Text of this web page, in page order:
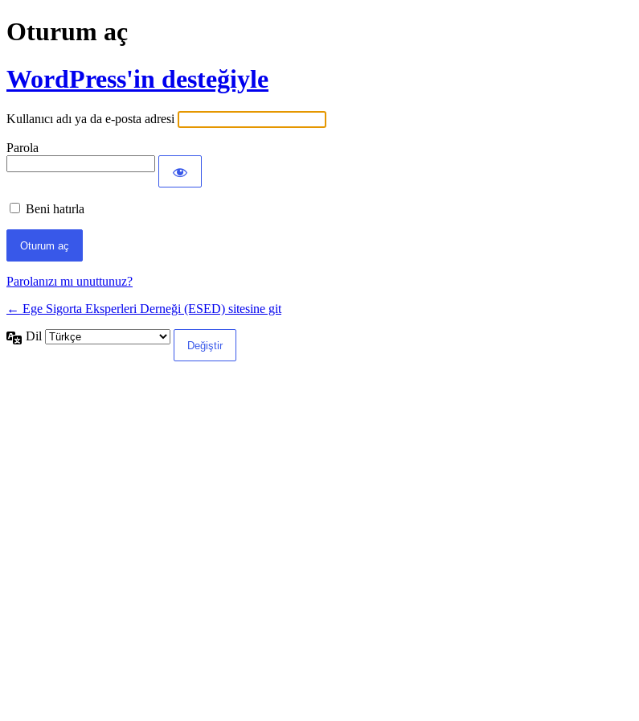
Oturum aç
WordPress'in desteğiyle
Kullanıcı adı ya da e-posta adresi
Parola
Beni hatırla
Parolanızı mı unuttunuz?
← Ege Sigorta Eksperleri Derneği (ESED) sitesine git
Dil